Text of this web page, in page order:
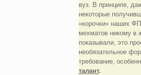
вуз. В принципе,
некоторые
«корочки» наших
мехматов никому в
показывали, это
необязательное
требование,
талант.